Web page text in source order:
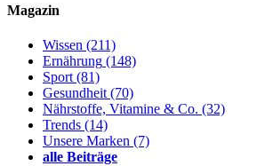
Magazin
Wissen (211)
Ernährung (148)
Sport (81)
Gesundheit (70)
Nährstoffe, Vitamine & Co. (32)
Trends (14)
Unsere Marken (7)
alle Beiträge